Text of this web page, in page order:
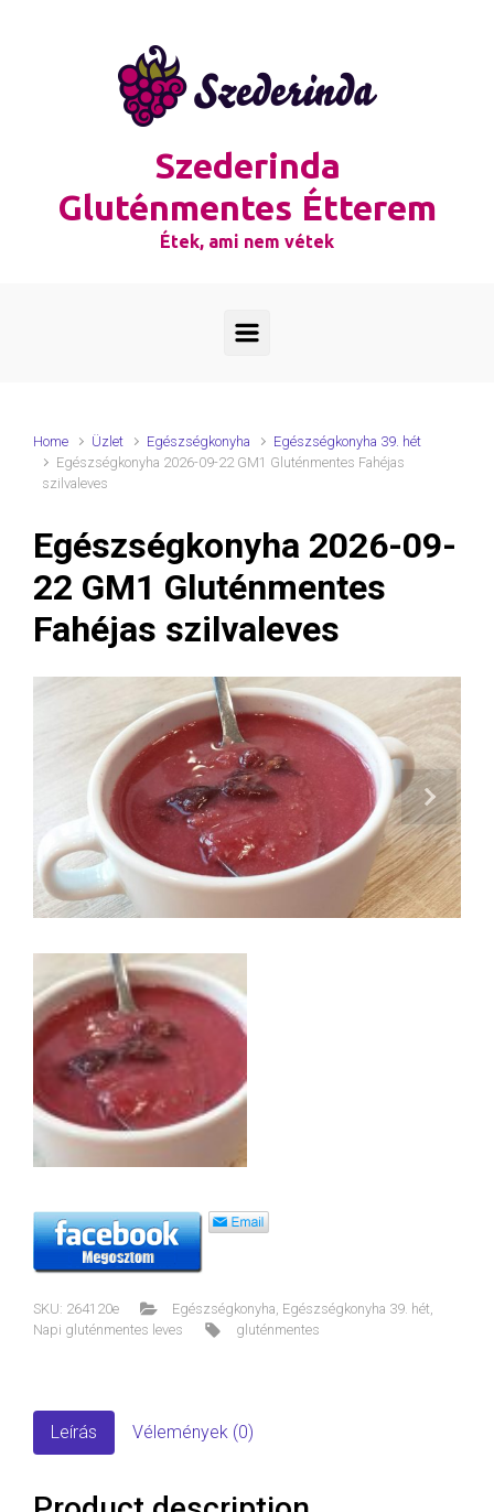
Szederinda
Gluténmentes Étterem
Étek, ami nem vétek
Home Üzlet Egészségkonyha
Egészségkonyha 39. hét
Egészségkonyha 2026-09-22 GM1 Gluténmentes Fahéjas
szilvaleves
Egészségkonyha 2026-09-
22 GM1 Gluténmentes
Fahéjas szilvaleves
Next
SKU: 264120e Egészségkonyha Egészségkonyha 39. hét
Napi gluténmentes leves
gluténmentes
Leírás Vélemények (0)